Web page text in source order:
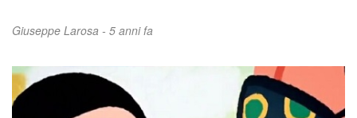
Giuseppe Larosa - 5 anni fa